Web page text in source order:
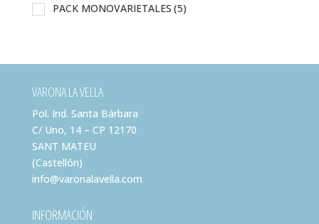
PACK MONOVARIETALES (5)
VARONA LA VELLA
Pol. Ind. Santa Bárbara
C/ Uno, 14 – CP 12170
SANT MATEU
(Castellón)
info@varonalavella.com
INFORMACIÓN